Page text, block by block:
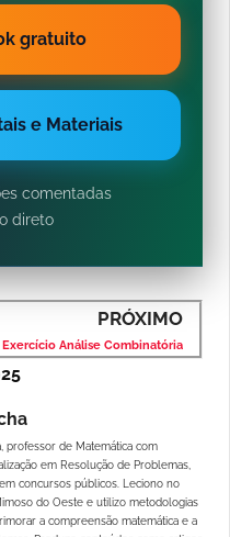
gratuito
e Materiais
comentadas
direto
PRÓXIMO
Exercício Análise Combinatória
professor de Matemática com
em Resolução de Problemas,
concursos públicos. Leciono no
do Oeste e utilizo metodologias
a compreensão matemática e a